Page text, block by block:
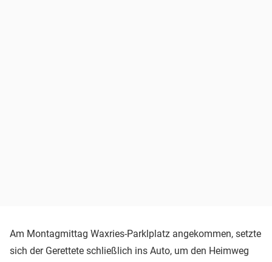
Am Montagmittag Waxries-Parklplatz angekommen, setzte
sich der Gerettete schließlich ins Auto, um den Heimweg